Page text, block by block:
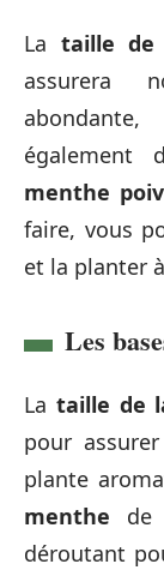
La taille de
assurera
également
menthe
faire, vous
et la planter
Les
La taille de
pour
plante
menthe de
déroutant